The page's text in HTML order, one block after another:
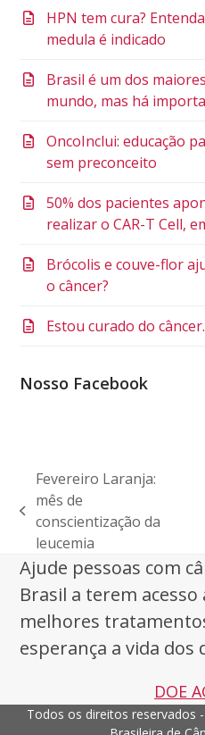
HPN tem cura?
medula é indicado
Brasil é um dos
mundo, mas há
OncoInclui: educação
sem preconceito
50% dos pacientes
realizar o CAR-T Cell,
Brócolis e couve-flor
o câncer?
Estou curado do
Nosso Facebook
previous
post:
Fevereiro Laranja:
mês de
conscientização da
leucemia
Ajude pessoas com
Brasil a terem
melhores
esperança a vida dos
DOE
Todos os direitos reservados